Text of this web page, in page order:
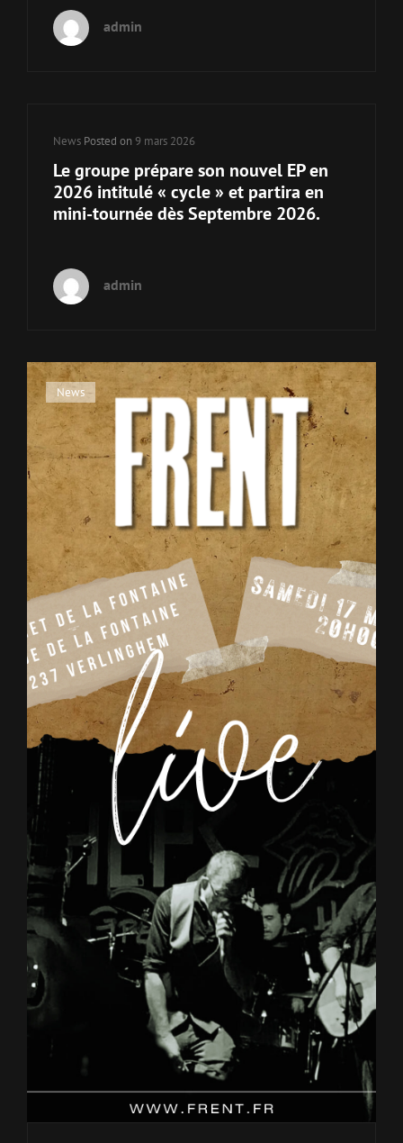
admin
Cat
Links
News Posted on 9 mars 2026
Le groupe prépare son nouvel EP en
2026 intitulé « cycle » et partira en
mini-tournée dès Septembre 2026.
admin
Cat
Links
News